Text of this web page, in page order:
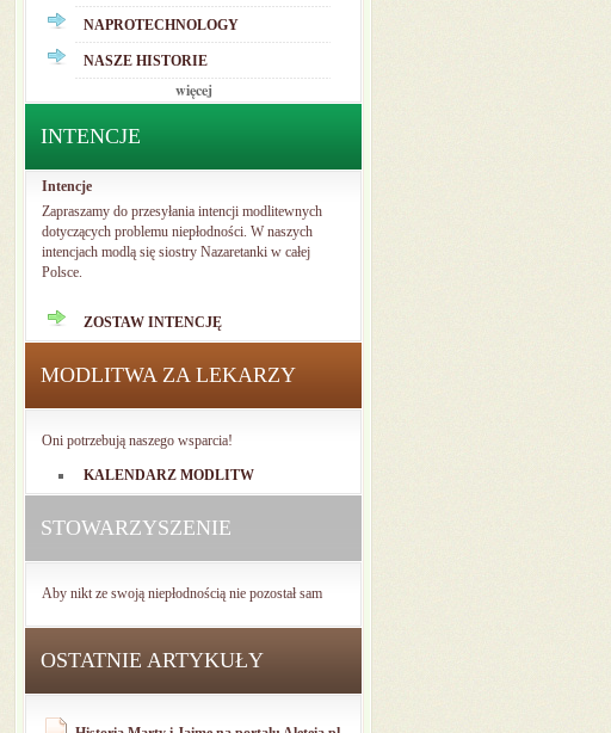
NAPROTECHNOLOGY
NASZE HISTORIE
więcej
INTENCJE
Intencje
Zapraszamy do przesyłania intencji modlitewnych
dotyczących problemu niepłodności. W naszych
intencjach modlą się siostry Nazaretanki w całej
Polsce.
ZOSTAW INTENCJĘ
MODLITWA ZA LEKARZY
Oni potrzebują naszego wsparcia!
KALENDARZ MODLITW
STOWARZYSZENIE
Aby nikt ze swoją niepłodnością nie pozostał sam
OSTATNIE ARTYKUŁY